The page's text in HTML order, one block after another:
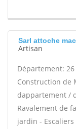
Sarl attoche
Artisan
Département: 26
Construction de
dappartement /
Ravalement de
jardin -